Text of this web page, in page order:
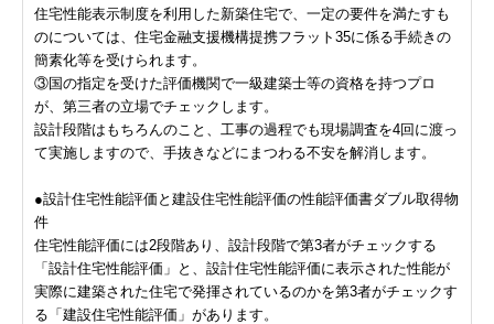
住宅性能表示制度を利用した新築住宅で、一定の要件を満たすも
のについては、住宅金融支援機構提携フラット35に係る手続きの
簡素化等を受けられます。
③国の指定を受けた評価機関で一級建築士等の資格を持つプロ
が、第三者の立場でチェックします。
設計段階はもちろんのこと、工事の過程でも現場調査を4回に渡っ
て実施しますので、手抜きなどにまつわる不安を解消します。
●設計住宅性能評価と建設住宅性能評価の性能評価書ダブル取得物
件
住宅性能評価には2段階あり、設計段階で第3者がチェックする
「設計住宅性能評価」と、設計住宅性能評価に表示された性能が
実際に建築された住宅で発揮されているのかを第3者がチェックす
る「建設住宅性能評価」があります。